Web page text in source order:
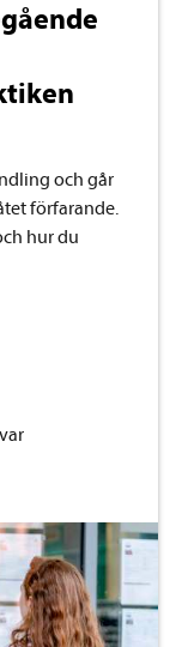
och går
förfarande.
hur du